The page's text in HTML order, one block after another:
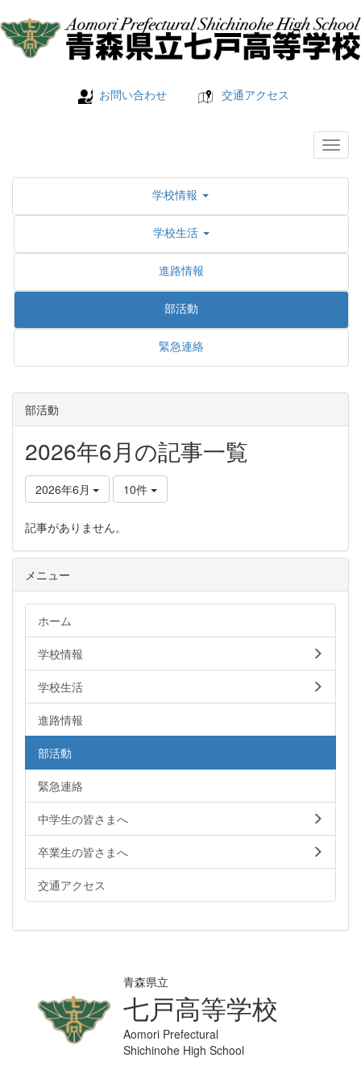
お問い合わせ 交通アクセス
学校情報
学校生活
進路情報
部活動
緊急連絡
部活動
2026年6月の記事一覧
2026年6月 10件
記事がありません。
メニュー
ホーム
学校情報
学校生活
進路情報
部活動
緊急連絡
中学生の皆さまへ
卒業生の皆さまへ
交通アクセス
青森県立
七戸高等学校
Aomori Prefectural
Shichinohe High School